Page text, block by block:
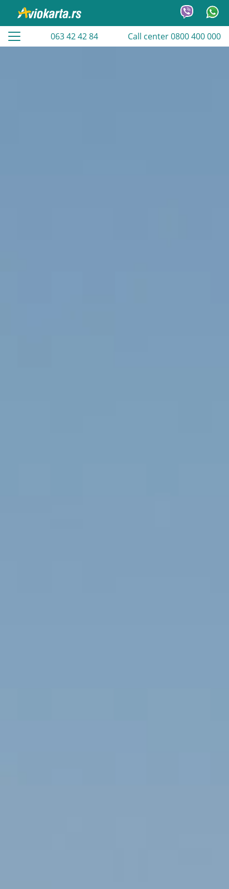
063 42 42 84 Call center 0800 400 000